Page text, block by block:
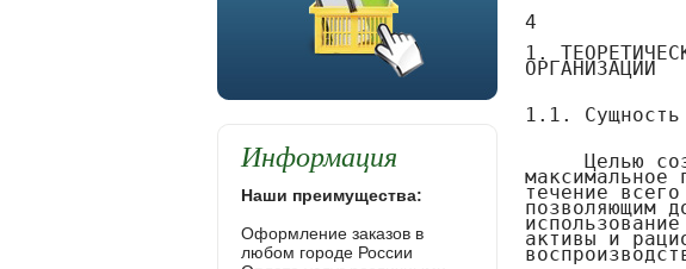
Информация
Наши преимущества:
Оформление заказов в
любом городе России